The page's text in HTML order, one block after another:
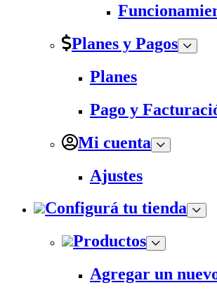
Planes y Pagos
Planes
Pago y
Mi cuenta
Ajustes
Configurá tu tienda
Productos
Agregar un